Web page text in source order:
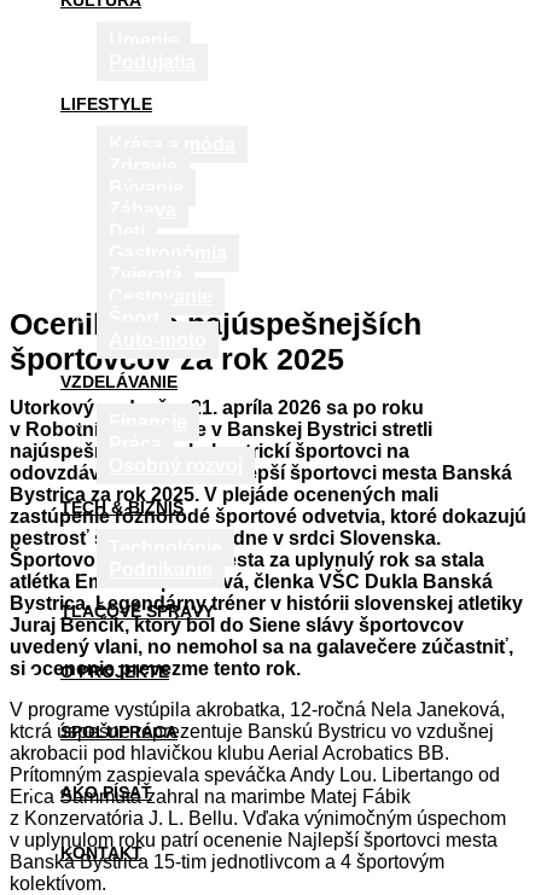
LIFESTYLE
VZDELÁVANIE
TECH & BIZNIS
TLAČOVÉ SPRÁVY
O PROJEKTE
SPOLUPRÁCA
AKO PÍSAŤ
KONTAKT
Ocenili sme najúspešnejších
športovcov za rok 2025
Utorkový podvečer 21. apríla 2026 sa po roku
v Robotníckom dome v Banskej Bystrici stretli
najúspešnejší banskobystrickí športovci na
odovzdávaní ocenení Najlepší športovci mesta Banská
Bystrica za rok 2025. V plejáde ocenených mali
zastúpenie rôznorodé športové odvetvia, ktoré dokazujú
pestrosť športovej základne v srdci Slovenska.
Športovou osobnosť mesta za uplynulý rok sa stala
atlétka Emma Zapletalová, členka VŠC Dukla Banská
Bystrica. Legendárny tréner v histórii slovenskej atletiky
Juraj Benčík, ktorý bol do Siene slávy športovcov
uvedený vlani, no nemohol sa na galavečere zúčastniť,
si ocenenie prevezme tento rok.
V programe vystúpila akrobatka, 12-ročná Nela Janeková,
ktorá úspešne reprezentuje Banskú Bystricu vo vzdušnej
akrobacii pod hlavičkou klubu Aerial Acrobatics BB.
Prítomným zaspievala speváčka Andy Lou. Libertango od
Erica Sammuta zahral na marimbe Matej Fábik
z Konzervatória J. L. Bellu. Vďaka výnimočným úspechom
v uplynulom roku patrí ocenenie Najlepší športovci mesta
Banská Bystrica 15-tim jednotlivcom a 4 športovým
kolektívom.